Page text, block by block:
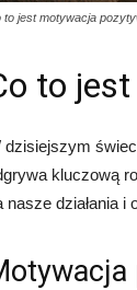
to jest motywacja
to
dzisiejszym
kluczową
nasze działania